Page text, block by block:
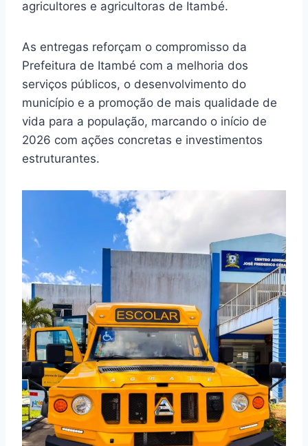
agricultores e agricultoras de Itambé.
As entregas reforçam o compromisso da
Prefeitura de Itambé com a melhoria dos
serviços públicos, o desenvolvimento do
município e a promoção de mais qualidade de
vida para a população, marcando o início de
2026 com ações concretas e investimentos
estruturantes.